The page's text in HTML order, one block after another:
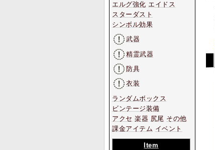
エルグ強化 エイドス
スターダスト
シンボル効果
武器
精霊武器
防具
衣装
ランダムボックス
ビンテージ装備
アクセ 楽器 尻尾 その他
課金アイテム イベント
Item